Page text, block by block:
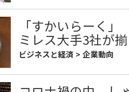
「すかいらーく
ミレス大手3社が
ビジネスと経済 >企業動向